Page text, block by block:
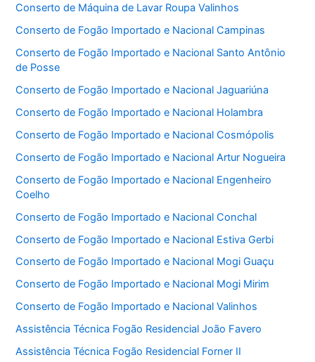
Conserto de Máquina de Lavar Roupa Valinhos
Conserto de Fogão Importado e Nacional Campinas
Conserto de Fogão Importado e Nacional Santo Antônio
de Posse
Conserto de Fogão Importado e Nacional Jaguariúna
Conserto de Fogão Importado e Nacional Holambra
Conserto de Fogão Importado e Nacional Cosmópolis
Conserto de Fogão Importado e Nacional Artur Nogueira
Conserto de Fogão Importado e Nacional Engenheiro
Coelho
Conserto de Fogão Importado e Nacional Conchal
Conserto de Fogão Importado e Nacional Estiva Gerbi
Conserto de Fogão Importado e Nacional Mogi Guaçu
Conserto de Fogão Importado e Nacional Mogi Mirim
Conserto de Fogão Importado e Nacional Valinhos
Assistência Técnica Fogão Residencial João Favero
Assistência Técnica Fogão Residencial Forner II